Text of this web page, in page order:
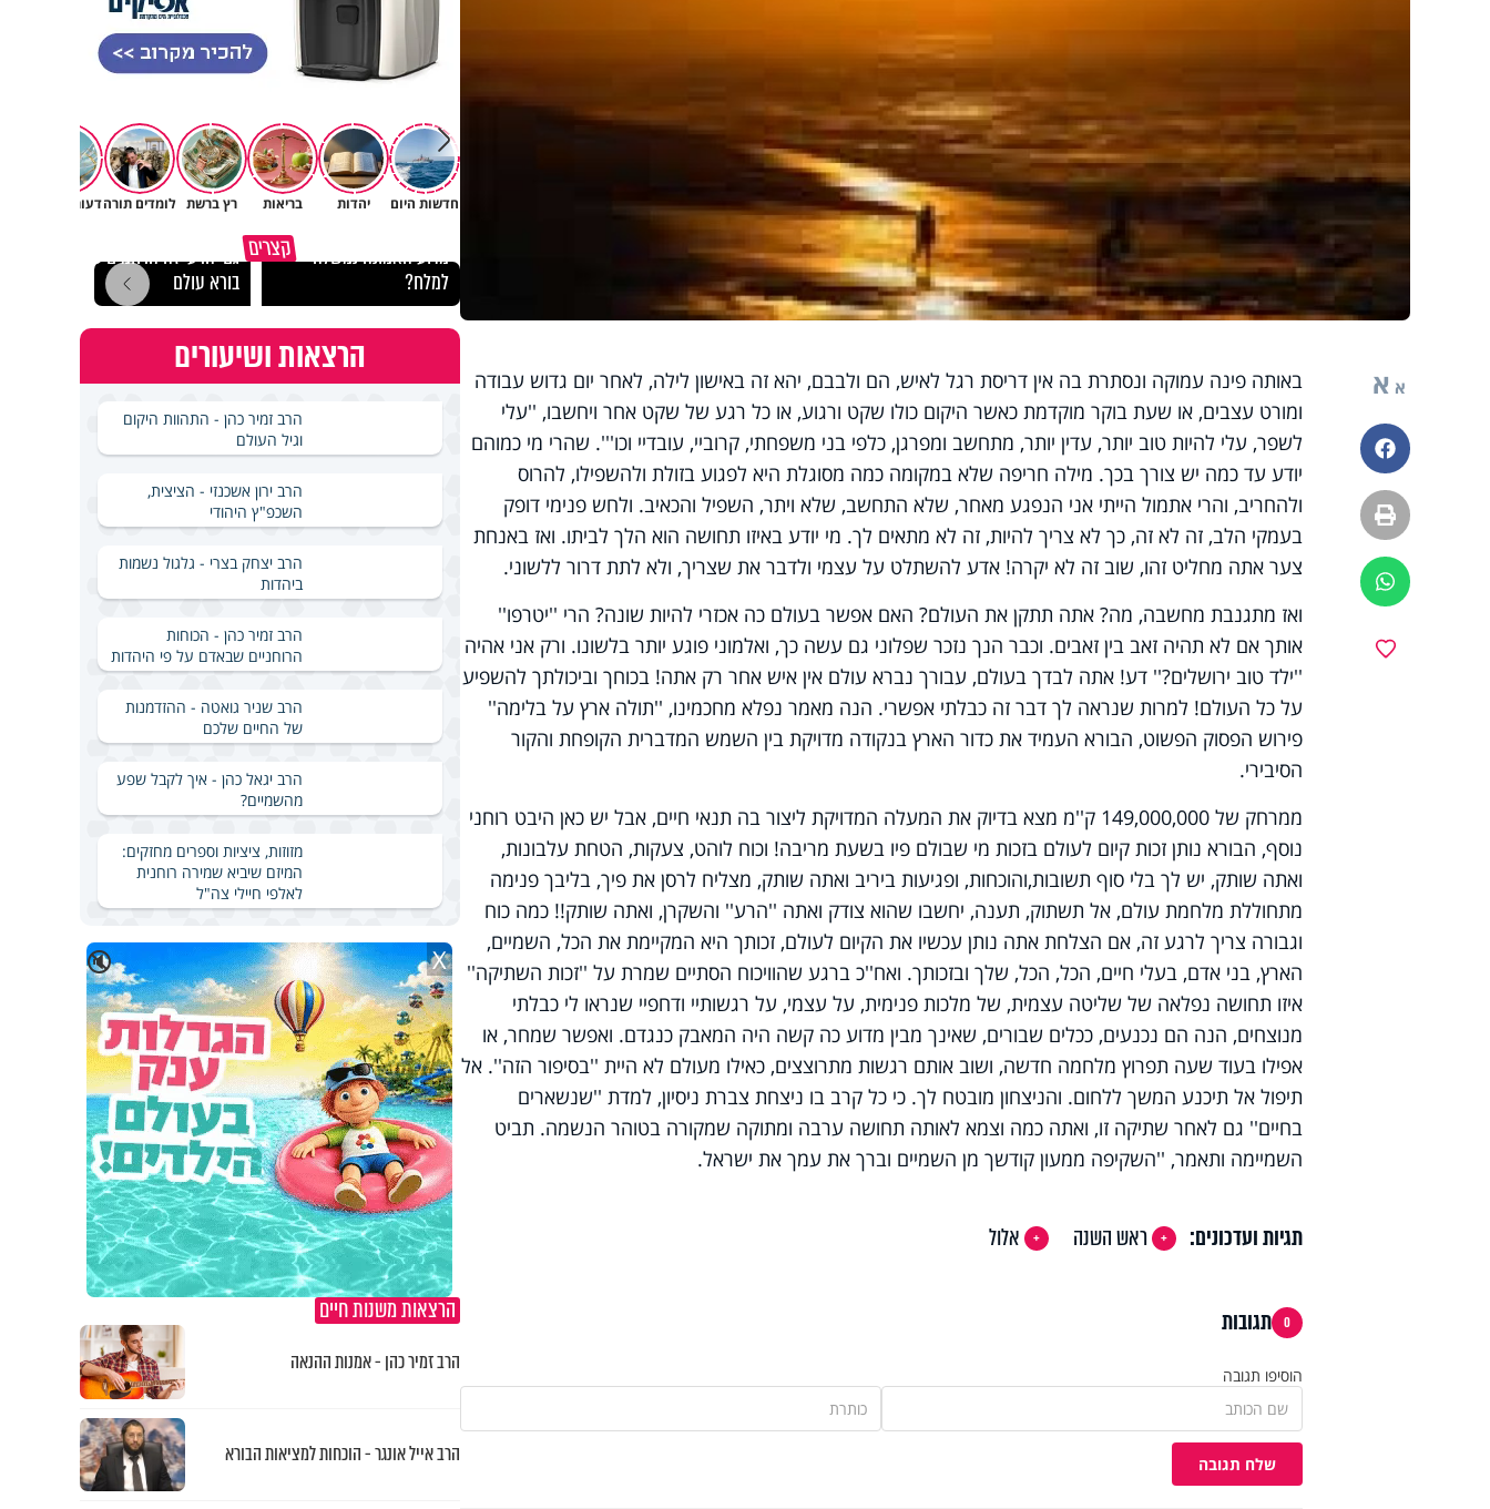
א א
פייסבוק
הדפסה
ווטסאפ
באותה פינה עמוקה ונסתרת בה אין דריסת רגל לאיש, הם ולבבם, יהא זה באישון לילה, לאחר יום גדוש עבודה
ומורט עצבים, או שעת בוקר מוקדמת כאשר היקום כולו שקט ורגוע, או כל רגע של שקט אחר ויחשבו, ''עלי
לשפר, עלי להיות טוב יותר, עדין יותר, מתחשב ומפרגן, כלפי בני משפחתי, קרוביי, עובדיי וכו'''. שהרי מי כמוהם
יודע עד כמה יש צורך בכך. מילה חריפה שלא במקומה כמה מסוגלת היא לפגוע בזולת ולהשפילו, להרוס
ולהחריב, והרי אתמול הייתי אני הנפגע מאחר, שלא התחשב, שלא ויתר, השפיל והכאיב. ולחש פנימי דופק
בעמקי הלב, זה לא זה, כך לא צריך להיות, זה לא מתאים לך. מי יודע באיזו תחושה הוא הלך לביתו. ואז באנחת
צער אתה מחליט זהו, שוב זה לא יקרה! אדע להשתלט על עצמי ולדבר את שצריך, ולא לתת דרור ללשוני.
ואז מתגנבת מחשבה, מה? אתה תתקן את העולם? האם אפשר בעולם כה אכזרי להיות שונה? הרי ''יטרפו''
אותך אם לא תהיה זאב בין זאבים. וכבר הנך נזכר שפלוני גם עשה כך, ואלמוני פוגע יותר בלשונו. ורק אני אהיה
''ילד טוב ירושלים?'' דע! אתה לבדך בעולם, עבורך נברא עולם אין איש אחר רק אתה! בכוחך וביכולתך להשפיע
על כל העולם! למרות שנראה לך דבר זה כבלתי אפשרי. הנה מאמר נפלא מחכמינו, ''תולה ארץ על בלימה''
פירוש הפסוק הפשוט, הבורא העמיד את כדור הארץ בנקודה מדויקת בין השמש המדברית הקופחת והקור
הסיבירי.
ממרחק של 149,000,000 ק''מ מצא בדיוק את המעלה המדויקת ליצור בה תנאי חיים, אבל יש כאן היבט רוחני
נוסף, הבורא נותן זכות קיום לעולם בזכות מי שבולם פיו בשעת מריבה! וכוח לוהט, צעקות, הטחת עלבונות,
ואתה שותק, יש לך בלי סוף תשובות,והוכחות, ופגיעות ביריב ואתה שותק, מצליח לרסן את פיך, בליבך פנימה
מתחוללת מלחמת עולם, אל תשתוק, תענה, יחשבו שהוא צודק ואתה ''הרע'' והשקרן, ואתה שותק!! כמה כוח
וגבורה צריך לרגע זה, אם הצלחת אתה נותן עכשיו את הקיום לעולם, זכותך היא המקיימת את הכל, השמיים,
הארץ, בני אדם, בעלי חיים, הכל, הכל, שלך ובזכותך. ואח''כ ברגע שהוויכוח הסתיים שמרת על ''זכות השתיקה''
איזו תחושה נפלאה של שליטה עצמית, של מלכות פנימית, על עצמי, על רגשותיי ודחפיי שנראו לי כבלתי
מנוצחים, הנה הם נכנעים, ככלים שבורים, שאינך מבין מדוע כה קשה היה המאבק כנגדם. ואפשר שמחר, או
אפילו בעוד שעה תפרוץ מלחמה חדשה, ושוב אותם רגשות מתרוצצים, כאילו מעולם לא היית ''בסיפור הזה''. אל
תיפול אל תיכנע המשך ללחום. והניצחון מובטח לך. כי כל קרב בו ניצחת צברת ניסיון, למדת ''שנשארים
בחיים'' גם לאחר שתיקה זו, ואתה כמה וצמא לאותה תחושה ערבה ומתוקה שמקורה בטוהר הנשמה. תביט
השמיימה ותאמר, ''השקיפה ממעון קודשך מן השמיים וברך את עמך את ישראל.
תגיות ועדכונים: ראש השנה אלול
0 תגובות
הוסיפו תגובה
שלח תגובה
חדשות היום יהדות בריאות רץ ברשת לומדים תורהדעות וטורים
קצרים
מדוע האמונה נמשלה
למלח?
גם ׳הרע׳ זה הרחמים של
בורא עולם
הרצאות ושיעורים
הרב זמיר כהן - התהוות היקום
וגיל העולם
הרב ירון אשכנזי - הציצית,
השכפ"ץ היהודי
הרב יצחק בצרי - גלגול נשמות
ביהדות
הרב זמיר כהן - הכוחות
הרוחניים שבאדם על פי היהדות
הרב שניר גואטה - ההזדמנות
של החיים שלכם
הרב יגאל כהן - איך לקבל שפע
מהשמיים?
מזוזות, ציציות וספרים מחזקים:
המיזם שיביא שמירה רוחנית
לאלפי חיילי צה"ל
🔇 X
הרצאות משנות חיים
הרב זמיר כהן - אמנות ההנאה
הרב אייל אונגר - הוכחות למציאות הבורא